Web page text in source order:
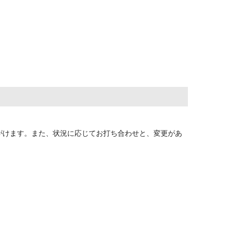
ます。また、状況に応じてお打ち合わせと、変更があ